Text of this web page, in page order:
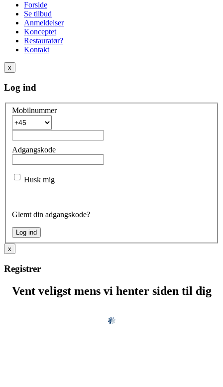
Forside
Se tilbud
Anmeldelser
Konceptet
Restauratør?
Kontakt
x
Log ind
Mobilnummer
Adgangskode
Husk mig
Glemt din adgangskode?
x
Registrer
Vent veligst mens vi henter siden til dig